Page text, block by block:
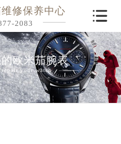
修保养中心
2083
欧米茄腕表
repair your watch